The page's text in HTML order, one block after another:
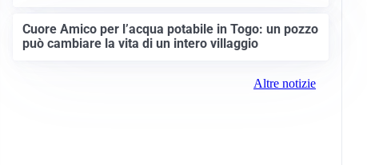
Cuore Amico per l’acqua potabile in Togo: un pozzo
può cambiare la vita di un intero villaggio
Altre notizie